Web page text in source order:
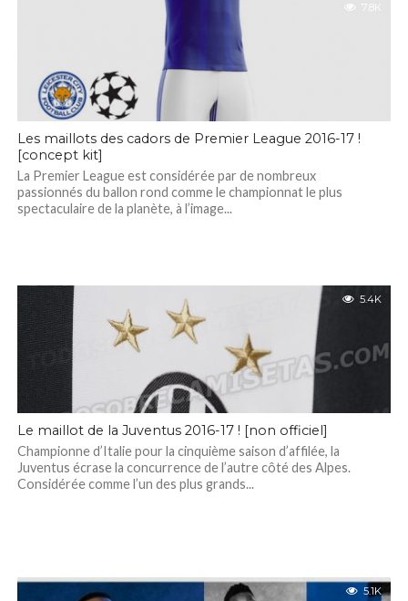
7.8K
Les maillots des cadors de Premier League 2016-17 !
[concept kit]
La Premier League est considérée par de nombreux
passionnés du ballon rond comme le championnat le plus
spectaculaire de la planète, à l’image...
5.4K
Le maillot de la Juventus 2016-17 ! [non officiel]
Championne d’Italie pour la cinquième saison d’affilée, la
Juventus écrase la concurrence de l’autre côté des Alpes.
Considérée comme l’un des plus grands...
5.1K